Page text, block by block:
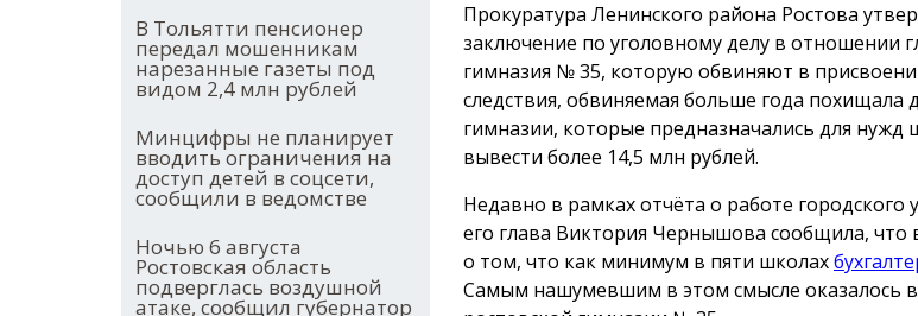
В Тольятти пенсионер
передал мошенникам
нарезанные газеты под
видом 2,4 млн рублей
Минцифры не планирует
вводить ограничения на
доступ детей в соцсети,
сообщили в ведомстве
Ночью 6 августа
Ростовская область
подверглась воздушной
атаке, сообщил губернатор
Прокуратура Ленинского района Ростова
заключение по уголовному делу в отношении
гимназия № 35, которую обвиняют в
следствия, обвиняемая больше года похищала
гимназии, которые предназначались для нужд
вывести более 14,5 млн рублей.
Недавно в рамках отчёта о работе городского
его глава Виктория Чернышова сообщила, что
о том, что как минимум в пяти школах
Самым нашумевшим в этом смысле оказалось